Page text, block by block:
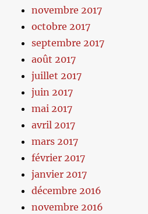
novembre 2017
octobre 2017
septembre 2017
août 2017
juillet 2017
juin 2017
mai 2017
avril 2017
mars 2017
février 2017
janvier 2017
décembre 2016
novembre 2016